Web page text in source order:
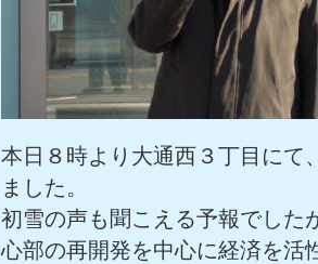
本日８時より大通西３丁目にて
ました。
初雪の声も聞こえる予報でした
心部の再開発を中心に経済を活